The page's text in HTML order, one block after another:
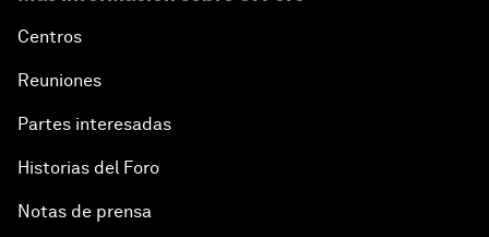
Centros
Reuniones
Partes interesadas
Historias del Foro
Notas de prensa